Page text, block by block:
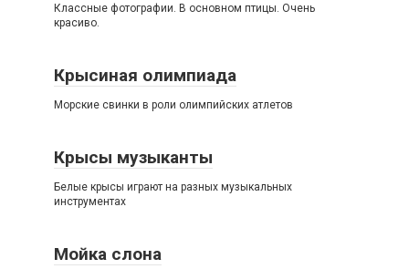
Классные фотографии. В основном птицы. Очень
красиво.
Крысиная олимпиада
Морские свинки в роли олимпийских атлетов
Крысы музыканты
Белые крысы играют на разных музыкальных
инструментах
Мойка слона